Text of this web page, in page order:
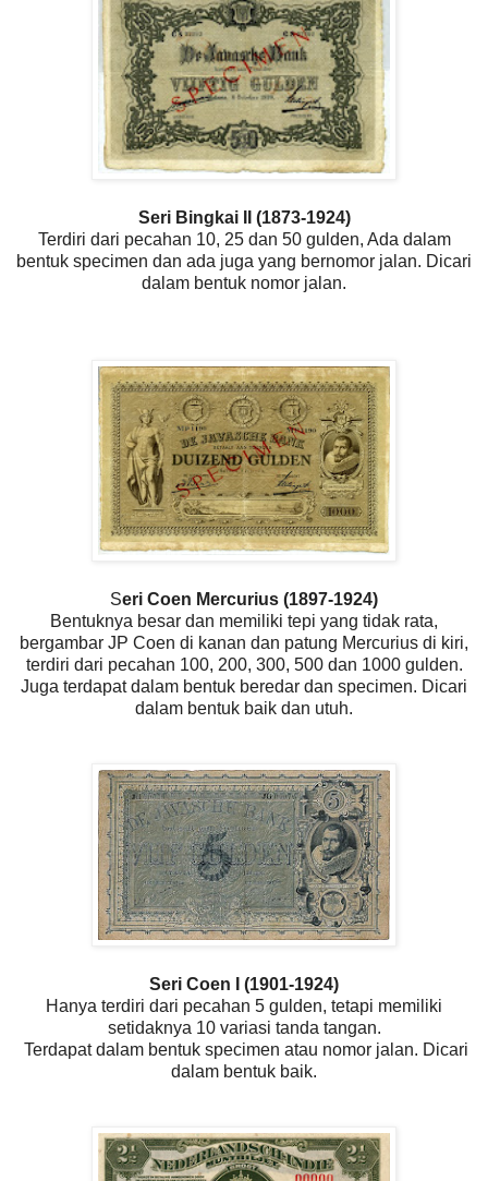
Seri Bingkai II (1873-1924)
Terdiri dari pecahan 10, 25 dan 50 gulden, Ada dalam
bentuk specimen dan ada juga yang bernomor jalan. Dicari
dalam bentuk nomor jalan.
Seri Coen Mercurius (1897-1924)
Bentuknya besar dan memiliki tepi yang tidak rata,
bergambar JP Coen di kanan dan patung Mercurius di kiri,
terdiri dari pecahan 100, 200, 300, 500 dan 1000 gulden.
Juga terdapat dalam bentuk beredar dan specimen. Dicari
dalam bentuk baik dan utuh.
Seri Coen I (1901-1924)
Hanya terdiri dari pecahan 5 gulden, tetapi memiliki
setidaknya 10 variasi tanda tangan.
Terdapat dalam bentuk specimen atau nomor jalan. Dicari
dalam bentuk baik.